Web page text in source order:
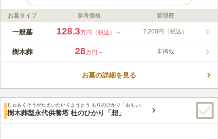
ライフドット編集部のコメント
2010年の開園以来多くの方々に親しまれている霊園です。首都
東上線上福岡駅より豊富なバス便を利用できる、交通至便な霊園
は希少です。 四季折々の花や木々が園内を飾る、自然豊かな霊
と感じるほどです。 宗教・宗派は不問です。誰でも墓を申し込
みんなの評価
3.5 口コミ3件
40代女性
最寄りのバス停の前にセブンイレブンがあり、お供えものや飲み
物を買うのに便利。お花も扱っています。花屋や食事処は歩いてすぐの範
囲にはないです。
お墓タイプ 参考価格 管理費
一般墓 128.3万円（税込）～ 7,200円（税込）
樹木葬 28万円～ 未掲載
お墓の詳細を見る
じゅもくそうがたえいたいくようとう もりのひかり「おもい」
樹木葬型永代供養塔 杜のひかり「想」